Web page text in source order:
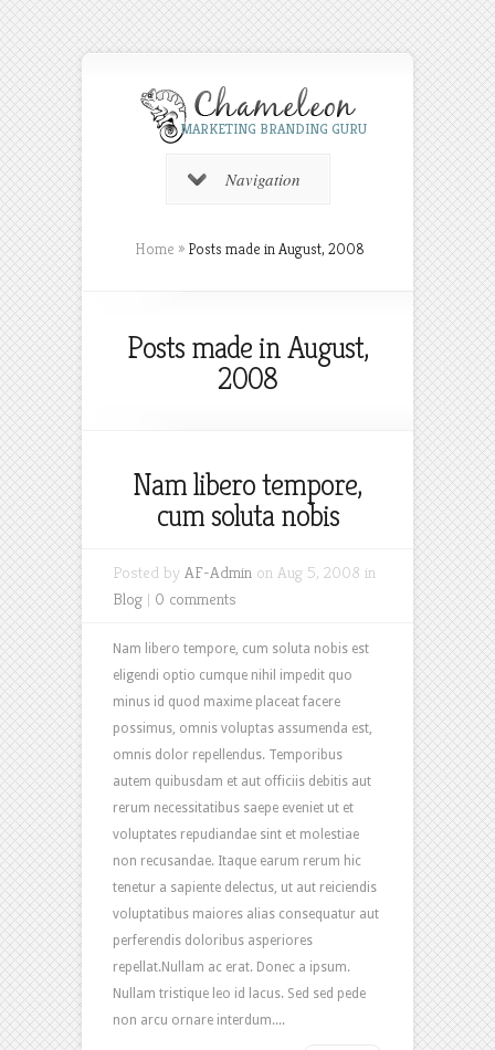
MARKETING BRANDING GURU
Navigation
Home » Posts made in August, 2008
Posts made in August,
2008
Nam libero tempore,
cum soluta nobis
Posted by AF-Admin on Aug 5, 2008 in
Blog | 0 comments
Nam libero tempore, cum soluta nobis est
eligendi optio cumque nihil impedit quo
minus id quod maxime placeat facere
possimus, omnis voluptas assumenda est,
omnis dolor repellendus. Temporibus
autem quibusdam et aut officiis debitis aut
rerum necessitatibus saepe eveniet ut et
voluptates repudiandae sint et molestiae
non recusandae. Itaque earum rerum hic
tenetur a sapiente delectus, ut aut reiciendis
voluptatibus maiores alias consequatur aut
perferendis doloribus asperiores
repellat.Nullam ac erat. Donec a ipsum.
Nullam tristique leo id lacus. Sed sed pede
non arcu ornare interdum....